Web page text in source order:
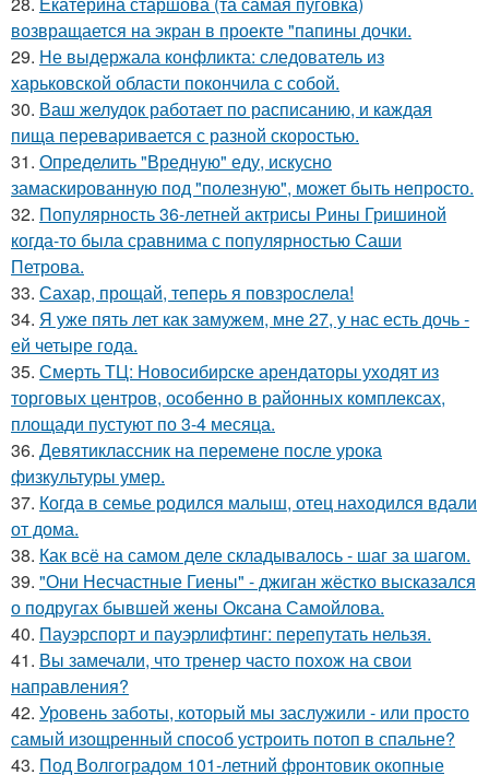
возвращается на экран в проекте "папины дочки.
29. Не выдержала конфликта: следователь из
харьковской области покончила с собой.
30. Ваш желудок работает по расписанию, и каждая
пища переваривается с разной скоростью.
31. Определить "Вредную" еду, искусно
замаскированную под "полезную", может быть непросто.
32. Популярность 36-летней актрисы Рины Гришиной
когда-то была сравнима с популярностью Саши
Петрова.
33. Сахар, прощай, теперь я повзрослела!
34. Я уже пять лет как замужем, мне 27, у нас есть дочь -
ей четыре года.
35. Смерть ТЦ: Новосибирске арендаторы уходят из
торговых центров, особенно в районных комплексах,
площади пустуют по 3-4 месяца.
36. Девятиклассник на перемене после урока
физкультуры умер.
37. Когда в семье родился малыш, отец находился вдали
от дома.
38. Как всё на самом деле складывалось - шаг за шагом.
39. "Они Несчастные Гиены" - джиган жёстко высказался
о подругах бывшей жены Оксана Самойлова.
40. Пауэрспорт и пауэрлифтинг: перепутать нельзя.
41. Вы замечали, что тренер часто похож на свои
направления?
42. Уровень заботы, который мы заслужили - или просто
самый изощренный способ устроить потоп в спальне?
43. Под Волгоградом 101-летний фронтовик окопные